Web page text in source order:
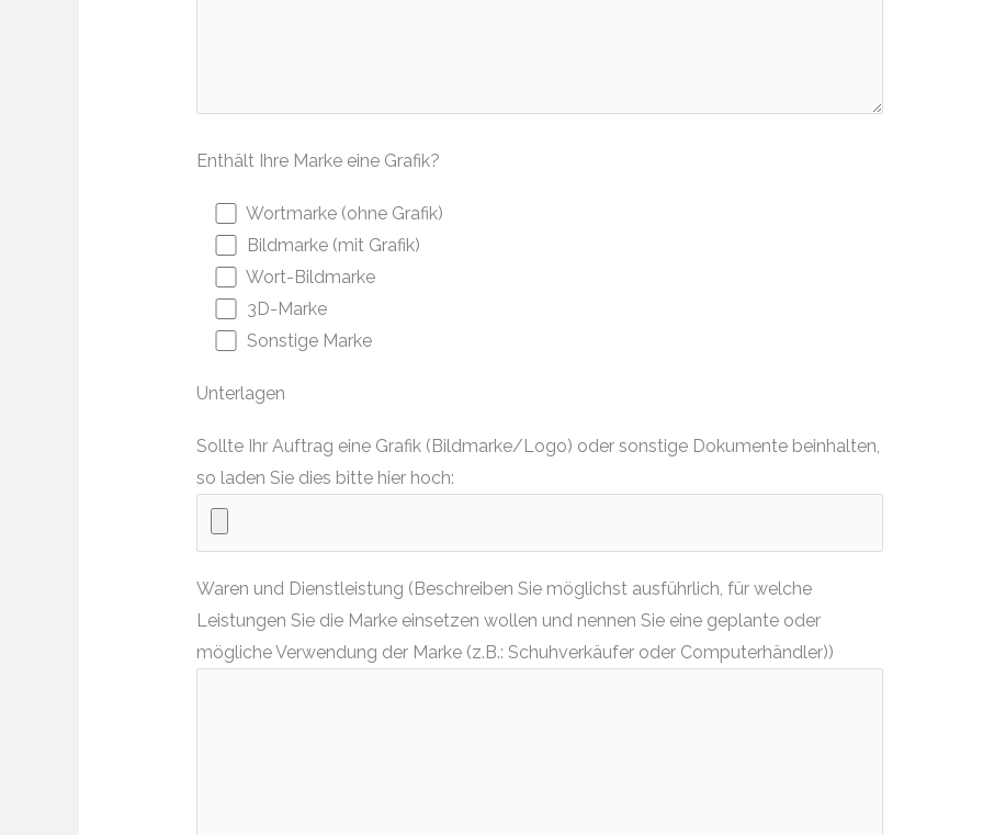
Enthält Ihre Marke eine Grafik?
Wortmarke (ohne Grafik)
Bildmarke (mit Grafik)
Wort-Bildmarke
3D-Marke
Sonstige Marke
Unterlagen
Sollte Ihr Auftrag eine Grafik (Bildmarke/Logo) oder sonstige Dokumente beinhalten,
so laden Sie dies bitte hier hoch:
Waren und Dienstleistung (Beschreiben Sie möglichst ausführlich, für welche
Leistungen Sie die Marke einsetzen wollen und nennen Sie eine geplante oder
mögliche Verwendung der Marke (z.B.: Schuhverkäufer oder Computerhändler))